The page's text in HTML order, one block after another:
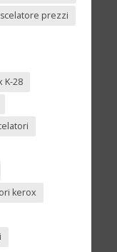
prezzi
K-28
kerox